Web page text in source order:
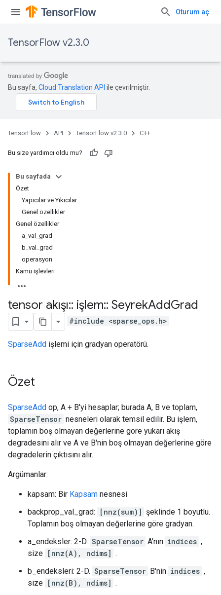
Oturum aç
TensorFlow v2.3.0
Bu sayfa, Cloud Translation API ile çevrilmiştir.
TensorFlow API TensorFlow v2.3.0 C++
Bu size yardımcı oldu mu?
Bu sayfada
Özet
Yapıcılar ve Yıkıcılar
Genel özellikler
Genel özellikler
a_val_grad
b_val_grad
operasyon
Kamu işlevleri
tensor akışı:: işlem:: SeyrekAddGrad
#include <sparse_ops.h>
SparseAdd işlemi için gradyan operatörü.
Özet
SparseAdd op, A + B'yi hesaplar; burada A, B ve toplam,
SparseTensor nesneleri olarak temsil edilir. Bu işlem,
toplamın boş olmayan değerlerine göre yukarı akış
degradesini alır ve A ve B'nin boş olmayan değerlerine göre
degradelerin çıktısını alır.
Argümanlar:
kapsam: Bir Kapsam nesnesi
backprop_val_grad:
[nnz(sum)] şeklinde 1 boyutlu.
Toplamın boş olmayan değerlerine göre gradyan.
a_endeksler: 2-D. SparseTensor A'nın indices ,
size [nnz(A), ndims] .
b_endeksleri: 2-D. SparseTensor B'nin indices ,
size [nnz(B), ndims] .